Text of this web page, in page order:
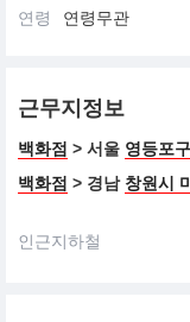
연령
연령무관
근무지정보
백화점 > 서울 영등포구
백화점 > 경남 창원시
인근지하철